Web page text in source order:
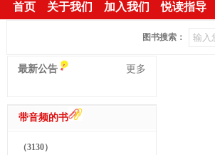
首页 关于我们 加入我们 悦读指导
图书搜索：
最新公告 更多
带音频的书
（3130）